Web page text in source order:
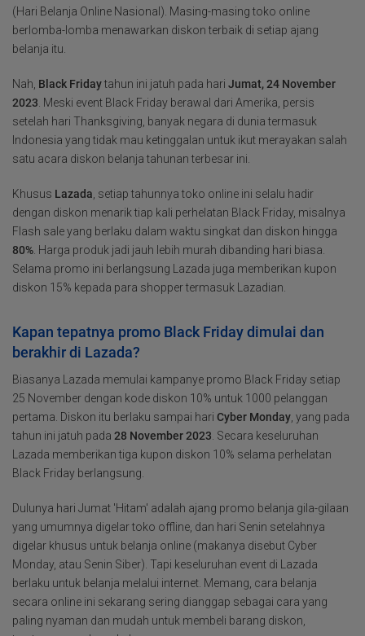
(Hari Belanja Online Nasional). Masing-masing toko online
berlomba-lomba menawarkan diskon terbaik di setiap ajang
belanja itu.
Nah, Black Fridaytahun ini jatuh pada hari Jumat, 24 November
2023 . Meski event Black Friday berawal dari Amerika, persis
setelah hari Thanksgiving, banyak negara di dunia termasuk
Indonesia yang tidak mau ketinggalan untuk ikut merayakan salah
satu acara diskon belanja tahunan terbesar ini.
Khusus Lazada , setiap tahunnya toko online ini selalu hadir
dengan diskon menarik tiap kali perhelatan Black Friday, misalnya
Flash sale yang berlaku dalam waktu singkat dan diskon hingga
80% . Harga produk jadi jauh lebih murah dibanding hari biasa.
Selama promo ini berlangsung Lazada juga memberikan kupon
diskon 15% kepada para shopper termasuk Lazadian.
Kapan tepatnya promo Black Friday dimulai dan
berakhir di Lazada?
Biasanya Lazada memulai kampanye promo Black Friday setiap
25 November dengan kode diskon 10% untuk 1000 pelanggan
pertama. Diskon itu berlaku sampai hari Cyber Monday , yang pada
tahun ini jatuh pada 28 November 2023 . Secara keseluruhan
Lazada memberikan tiga kupon diskon 10% selama perhelatan
Black Friday berlangsung.
Dulunya hari Jumat 'Hitam' adalah ajang promo belanja gila-gilaan
yang umumnya digelar toko offline, dan hari Senin setelahnya
digelar khusus untuk belanja online (makanya disebut Cyber
Monday, atau Senin Siber). Tapi keseluruhan event di Lazada
berlaku untuk belanja melalui internet. Memang, cara belanja
secara online ini sekarang sering dianggap sebagai cara yang
paling nyaman dan mudah untuk membeli barang diskon,